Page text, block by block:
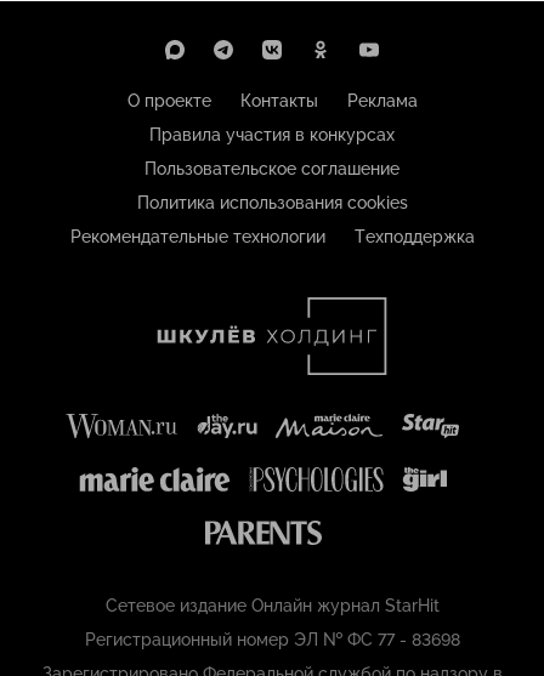
О проекте Контакты
Реклама
Правила участия в конкурсах
Пользовательское соглашение
Политика использования cookies
Рекомендательные технологии
Техподдержка
Сетевое издание Онлайн журнал StarHit
Регистрационный номер ЭЛ № ФС 77 - 83698